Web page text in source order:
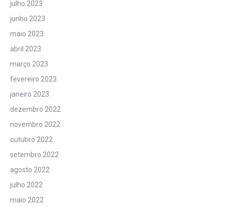
julho 2023
junho 2023
maio 2023
abril 2023
março 2023
fevereiro 2023
janeiro 2023
dezembro 2022
novembro 2022
outubro 2022
setembro 2022
agosto 2022
julho 2022
maio 2022